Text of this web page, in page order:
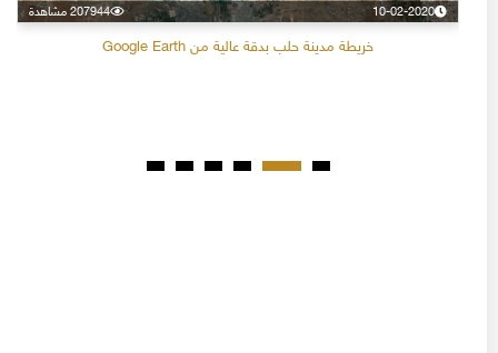
10-02-2020 207944 مشاهدة
خريطة مدينة حلب بدقة عالية من Google Earth